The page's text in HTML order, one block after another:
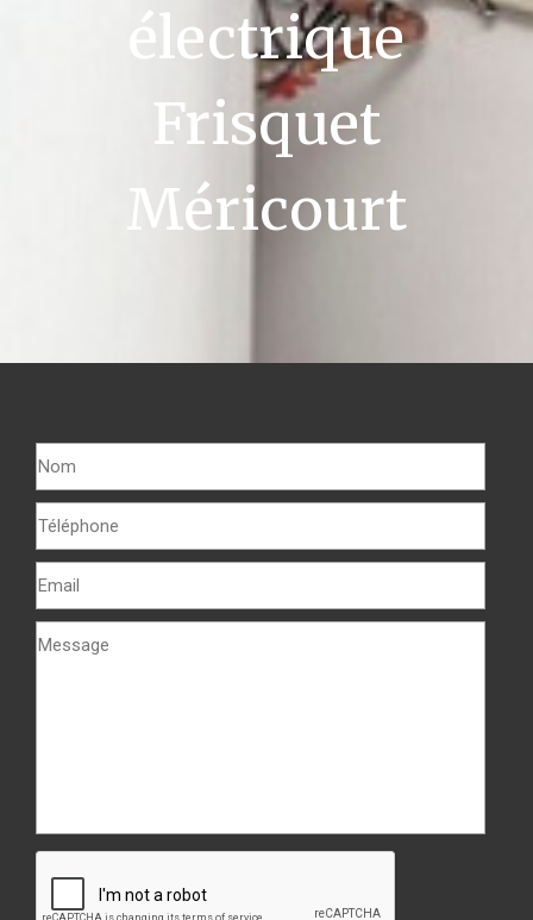
électrique
Frisquet
Méricourt